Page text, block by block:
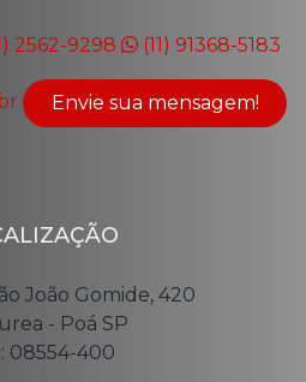
2562-9298 (11) 91368-5183
Envie sua mensagem!
João Gomide, 420
- Poá SP
08554-400